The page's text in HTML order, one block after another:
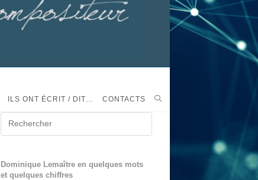
ILS ONT ÉCRIT / DIT… CONTACTS
Dominique Lemaître en quelques mots
et quelques chiffres